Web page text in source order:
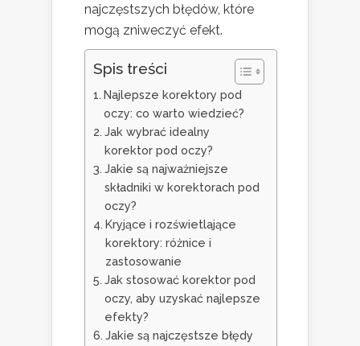
najczęstszych błędów, które
mogą zniweczyć efekt.
Spis treści
Najlepsze korektory pod
oczy: co warto wiedzieć?
Jak wybrać idealny
korektor pod oczy?
Jakie są najważniejsze
składniki w korektorach pod
oczy?
Kryjące i rozświetlające
korektory: różnice i
zastosowanie
Jak stosować korektor pod
oczy, aby uzyskać najlepsze
efekty?
Jakie są najczęstsze błędy